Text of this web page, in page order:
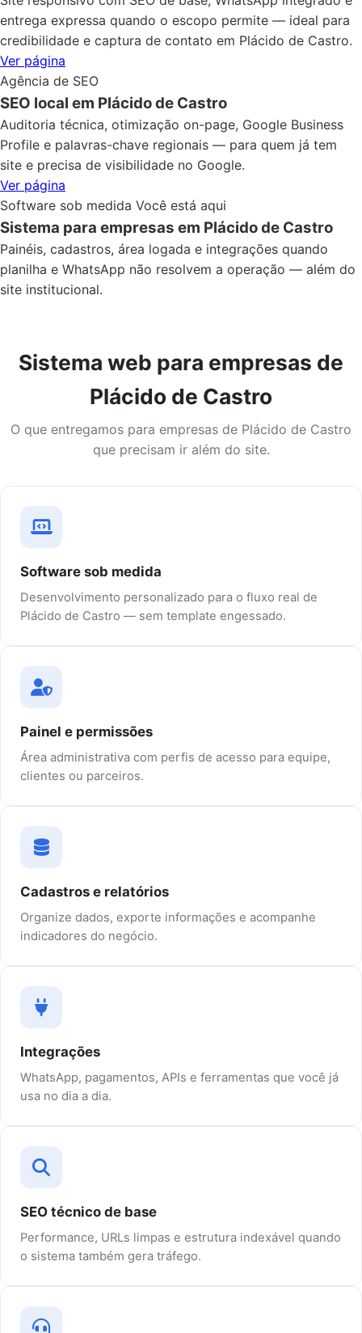
entrega expressa quando o escopo permite — ideal para
credibilidade e captura de contato em Plácido de Castro.
Ver página
Agência de SEO
SEO local em Plácido de Castro
Auditoria técnica, otimização on-page, Google Business
Profile e palavras-chave regionais — para quem já tem
site e precisa de visibilidade no Google.
Ver página
Software sob medida Você está aqui
Sistema para empresas em Plácido de Castro
Painéis, cadastros, área logada e integrações quando
planilha e WhatsApp não resolvem a operação — além do
site institucional.
Sistema web para empresas de
Plácido de Castro
O que entregamos para empresas de Plácido de Castro
que precisam ir além do site.
Software sob medida
Desenvolvimento personalizado para o fluxo real de
Plácido de Castro — sem template engessado.
Painel e permissões
Área administrativa com perfis de acesso para equipe,
clientes ou parceiros.
Cadastros e relatórios
Organize dados, exporte informações e acompanhe
indicadores do negócio.
Integrações
WhatsApp, pagamentos, APIs e ferramentas que você já
usa no dia a dia.
SEO técnico de base
Performance, URLs limpas e estrutura indexável quando
o sistema também gera tráfego.